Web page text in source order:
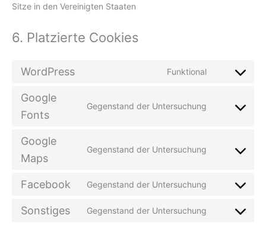
Sitze in den Vereinigten Staaten
6. Platzierte Cookies
WordPress Funktional
Consent
wordpress
Google
Fonts
Gegenstand der Untersuchung
Consent
google-
Google
Maps
Gegenstand der Untersuchung
Consent
google-
Facebook Gegenstand der Untersuchung
Consent
service
Sonstiges Gegenstand der Untersuchung
Consent